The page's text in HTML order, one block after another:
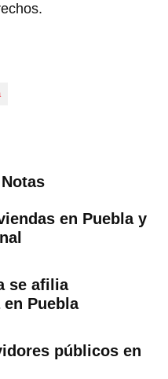
en Puebla y
se afilia
Puebla
públicos en